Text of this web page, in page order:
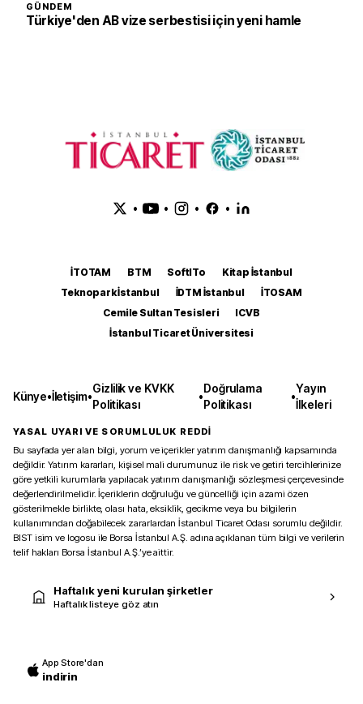
GÜNDEM
Türkiye'den AB vize serbestisi için yeni hamle
• • • •
İTOTAM BTM SoftITo
Kitap İstanbul
Teknopark İstanbul
İDTM İstanbul
İTOSAM
Cemile Sultan Tesisleri
ICVB
İstanbul Ticaret Üniversitesi
Künye•İletişim•
Gizlilik ve KVKK
Politikası
•
Doğrulama
Politikası
•
Yayın
İlkeleri
YASAL UYARI VE SORUMLULUK REDDİ
Bu sayfada yer alan bilgi, yorum ve içerikler yatırım danışmanlığı kapsamında
değildir. Yatırım kararları, kişisel mali durumunuz ile risk ve getiri tercihlerinize
göre yetkili kurumlarla yapılacak yatırım danışmanlığı sözleşmesi çerçevesinde
değerlendirilmelidir. İçeriklerin doğruluğu ve güncelliği için azami özen
gösterilmekle birlikte, olası hata, eksiklik, gecikme veya bu bilgilerin
kullanımından doğabilecek zararlardan İstanbul Ticaret Odası sorumlu değildir.
BIST isim ve logosu ile Borsa İstanbul A.Ş. adına açıklanan tüm bilgi ve verilerin
telif hakları Borsa İstanbul A.Ş.’ye aittir.
Haftalık yeni kurulan şirketler
Haftalık listeye göz atın
App Store'dan
indirin